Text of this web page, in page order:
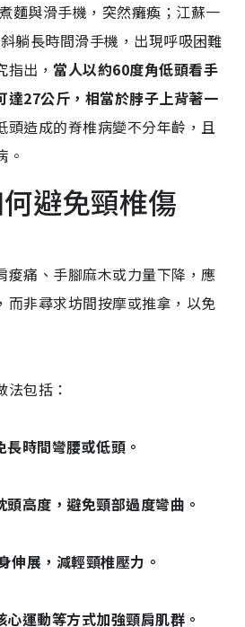
麵與滑手機，突然癱瘓；江蘇一
躺長時間滑手機，出現呼吸困難
出， 當人以約60度角低頭看手
達27公斤，相當於脖子上背著一
頭造成的脊椎病變不分年齡，且
。
避免頸椎傷
痠痛、手腳麻木或力量下降，應
而非尋求坊間按摩或推拿，以免
包括：
時間彎腰或低頭。
高度，避免頸部過度彎曲。
伸展，減輕頸椎壓力。
運動等方式加強頸肩肌群。